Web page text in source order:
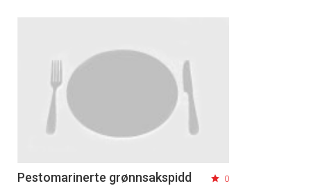
Pestomarinerte grønnsakspidd 0